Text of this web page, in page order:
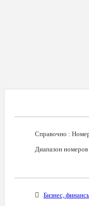
Справочно :
Диапазон номеров
Бизнес,